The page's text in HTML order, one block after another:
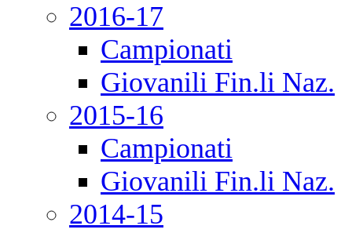
2016-17
Campionati
Giovanili Fin.li Naz.
2015-16
Campionati
Giovanili Fin.li Naz.
2014-15